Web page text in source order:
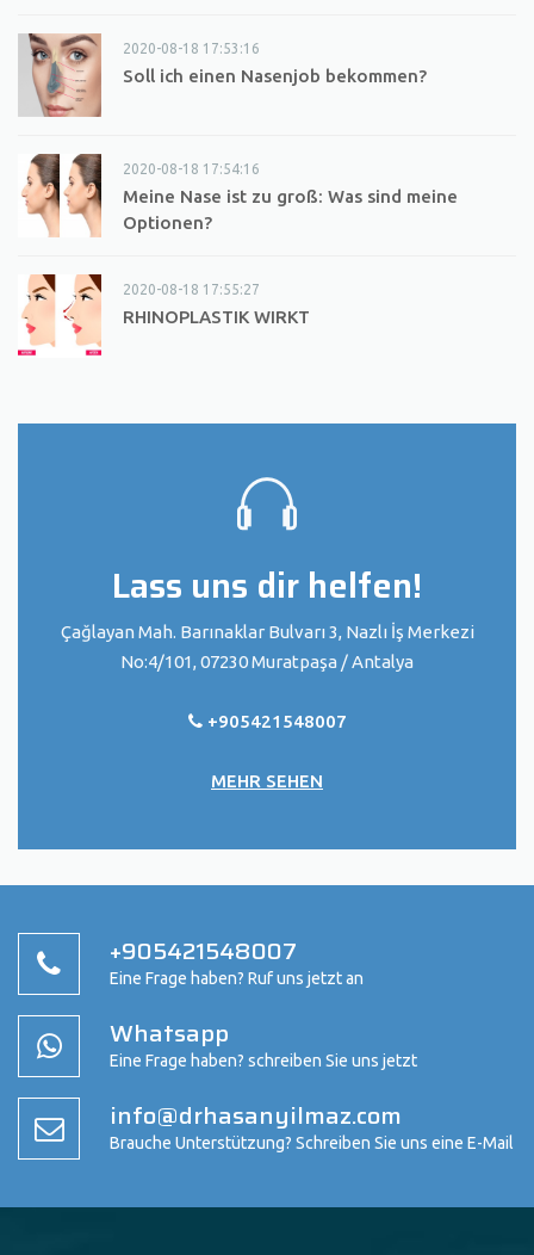
2020-08-18 17:53:16
Soll ich einen Nasenjob bekommen?
2020-08-18 17:54:16
Meine Nase ist zu groß: Was sind meine
Optionen?
2020-08-18 17:55:27
RHINOPLASTIK WIRKT
Lass uns dir helfen!
Çağlayan Mah. Barınaklar Bulvarı 3, Nazlı İş Merkezi
No:4/101, 07230 Muratpaşa / Antalya
+905421548007
MEHR SEHEN
+905421548007
Eine Frage haben? Ruf uns jetzt an
Whatsapp
Eine Frage haben? schreiben Sie uns jetzt
info@drhasanyilmaz.com
Brauche Unterstützung? Schreiben Sie uns eine E-Mail